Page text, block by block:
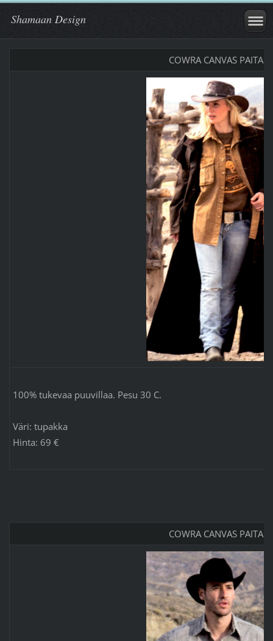
Shamaan Design
COWRA CANVAS PAITA
100% tukevaa puuvillaa. Pesu 30 C.
Väri: tupakka
Hinta: 69 €
COWRA CANVAS PAITA